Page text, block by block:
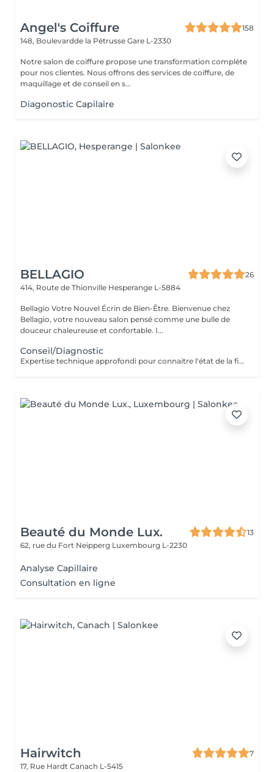
Angel's Coiffure
158
148, Boulevardde la Pétrusse Gare L-2330
Notre salon de coiffure propose une transformation complète
pour nos clientes. Nous offrons des services de coiffure, de
maquillage et de conseil en s...
Diagonostic Capilaire
BELLAGIO
26
414, Route de Thionville Hesperange L-5884
Bellagio Votre Nouvel Écrin de Bien-Être. Bienvenue chez
Bellagio, votre nouveau salon pensé comme une bulle de
douceur chaleureuse et confortable. I...
Conseil/Diagnostic
Expertise technique approfondi pour connaitre l'état de la fibre capillaire et diagnostic il vous aide à choisir une coupe et coiffage adapté à votre morphologie. Nous travaillons exclusivement avec un produit breveté de coloration permanente professionnelle sans ammoniaque, enrichie en caviar et en kératine. Elle offre des résultats intenses, homogènes et durables tout en respectant la fibre capillaire. Sa formule assure une couverture optimale des cheveux blancs, une excellente tenue et une brillance remarquable. Pour les blond la formule infusée d'actifs cosmétiques végétaux hydratants et protecteurs, permet un travail d'éclaircissement profond tout en douceur.
Beauté du Monde Lux.
13
62, rue du Fort Neipperg Luxembourg L-2230
Analyse Capillaire
Consultation en ligne
Hairwitch
7
17, Rue Hardt Canach L-5415